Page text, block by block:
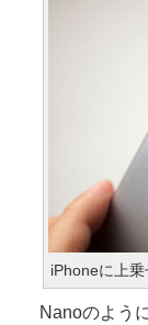
iPhoneに上
Nanoのよう